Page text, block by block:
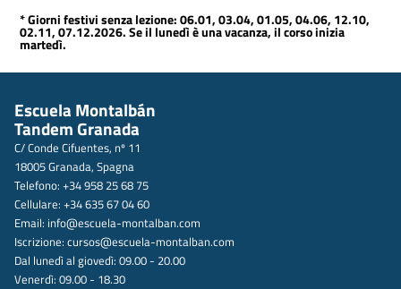
* Giorni festivi senza lezione: 06.01, 03.04, 01.05, 04.06, 12.10,
02.11, 07.12.2026. Se il lunedì è una vacanza, il corso inizia
martedì.
Escuela Montalbán
Tandem Granada
C/ Conde Cifuentes, nº 11
18005 Granada, Spagna
Telefono: +34 958 25 68 75
Cellulare: +34 635 67 04 60
Email: info@escuela-montalban.com
Iscrizione: cursos@escuela-montalban.com
Dal lunedì al giovedì: 09.00 - 20.00
Venerdì: 09.00 - 18.30